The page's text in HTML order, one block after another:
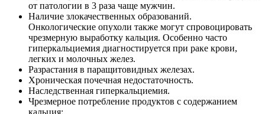
от патологии в 3 раза чаще мужчин.
Наличие злокачественных образований.
Онкологические опухоли также могут спровоцировать
чрезмерную выработку кальция. Особенно часто
гиперкальциемия диагностируется при раке крови,
легких и молочных желез.
Разрастания в паращитовидных железах.
Хроническая почечная недостаточность.
Наследственная гиперкальциемия.
Чрезмерное потребление продуктов с содержанием